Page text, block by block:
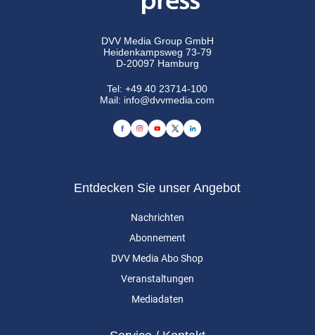
DVV Media Group GmbH
Heidenkampsweg 73-79
D-20097 Hamburg
Tel:+49 40 23714-100
Mail: info@dvvmedia.com
Entdecken Sie unser Angebot
Nachrichten
Abonnement
DVV Media Abo Shop
Veranstaltungen
Mediadaten